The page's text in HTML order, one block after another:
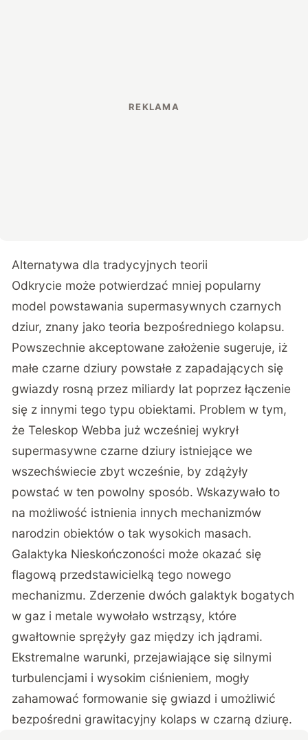
Alternatywa dla tradycyjnych teorii
Odkrycie może potwierdzać mniej popularny
model powstawania supermasywnych czarnych
dziur, znany jako teoria bezpośredniego kolapsu.
Powszechnie akceptowane założenie sugeruje, iż
małe czarne dziury powstałe z zapadających się
gwiazdy rosną przez miliardy lat poprzez łączenie
się z innymi tego typu obiektami. Problem w tym,
że Teleskop Webba już wcześniej wykrył
supermasywne czarne dziury istniejące we
wszechświecie zbyt wcześnie, by zdążyły
powstać w ten powolny sposób. Wskazywało to
na możliwość istnienia innych mechanizmów
narodzin obiektów o tak wysokich masach.
Galaktyka Nieskończoności może okazać się
flagową przedstawicielką tego nowego
mechanizmu. Zderzenie dwóch galaktyk bogatych
w gaz i metale wywołało wstrząsy, które
gwałtownie sprężyły gaz między ich jądrami.
Ekstremalne warunki, przejawiające się silnymi
turbulencjami i wysokim ciśnieniem, mogły
zahamować formowanie się gwiazd i umożliwić
bezpośredni grawitacyjny kolaps w czarną dziurę.